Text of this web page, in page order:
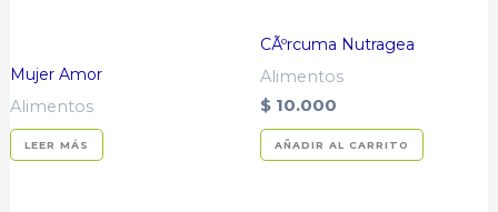
Mujer Amor
Alimentos
LEER MÁS
CÃºrcuma Nutragea
Alimentos
$ 10.000
AÑADIR AL CARRITO